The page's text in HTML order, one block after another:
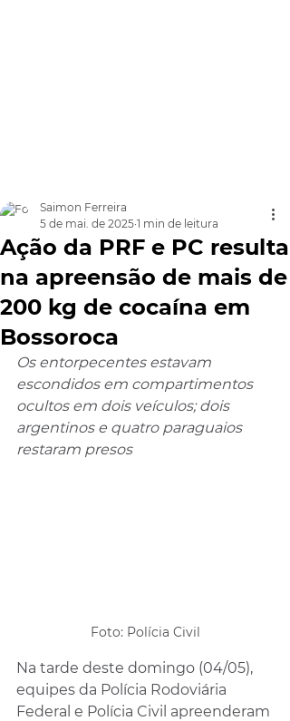
Ação da PRF e PC resulta
na apreensão de mais de
200 kg de cocaína em
Bossoroca
Saimon Ferreira
5 de mai. de 2025 1 min de leitura
Os entorpecentes estavam
escondidos em compartimentos
ocultos em dois veículos; dois
argentinos e quatro paraguaios
restaram presos
Foto: Polícia Civil
Na tarde deste domingo (04/05),
equipes da Polícia Rodoviária
Federal e Polícia Civil apreenderam